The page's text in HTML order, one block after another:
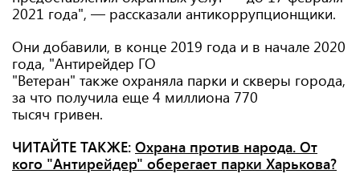
2021 года", — рассказали антикоррупционщики.
Они добавили, в конце 2019 года и в начале 2020
года, "Антирейдер ГО
"Ветеран" также охраняла парки и скверы города,
за что получила еще 4 миллиона 770
тысяч гривен.
ЧИТАЙТЕ ТАКЖЕ: Охрана против народа. От
кого "Антирейдер" оберегает парки Харькова?